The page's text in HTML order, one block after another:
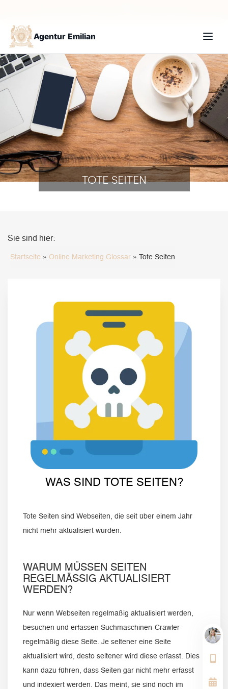
Agentur Emilian
TOTE SEITEN
Sie sind hier:
Startseite » Online Marketing Glossar » Tote Seiten
WAS SIND TOTE SEITEN?
Tote Seiten sind Webseiten, die seit über einem Jahr
nicht mehr aktualisiert wurden.
WARUM MÜSSEN SEITEN
REGELMÄSSIG AKTUALISIERT W
ERDEN?
Nur wenn Webseiten regelmäßig aktualisiert werden,
besuchen und erfassen Suchmaschinen-Crawler
regelmäßig diese Seite. Je seltener eine Seite
aktualisiert wird, desto seltener wird diese erfasst. Dies
kann dazu führen, dass Seiten gar nicht mehr erfasst
und indexiert werden. Das meint, sie sind noch im